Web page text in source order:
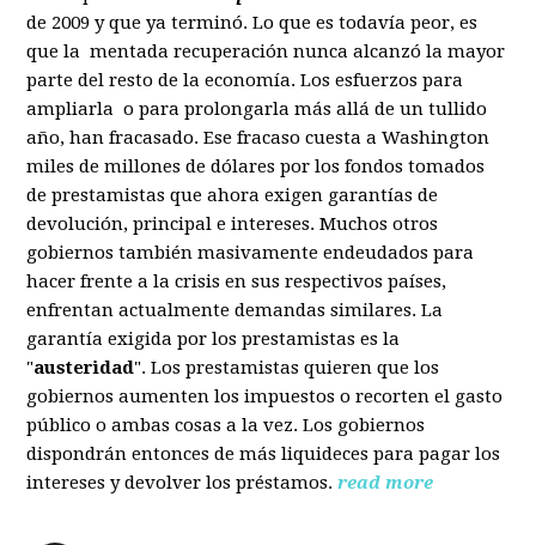
de 2009 y que ya terminó. Lo que es todavía peor, es
que la mentada recuperación nunca alcanzó la mayor
parte del resto de la economía. Los esfuerzos para
ampliarla o para prolongarla más allá de un tullido
año, han fracasado. Ese fracaso cuesta a Washington
miles de millones de dólares por los fondos tomados
de prestamistas que ahora exigen garantías de
devolución, principal e intereses. Muchos otros
gobiernos también masivamente endeudados para
hacer frente a la crisis en sus respectivos países,
enfrentan actualmente demandas similares. La
garantía exigida por los prestamistas es la
"austeridad". Los prestamistas quieren que los
gobiernos aumenten los impuestos o recorten el gasto
público o ambas cosas a la vez. Los gobiernos
dispondrán entonces de más liquideces para pagar los
intereses y devolver los préstamos. read more